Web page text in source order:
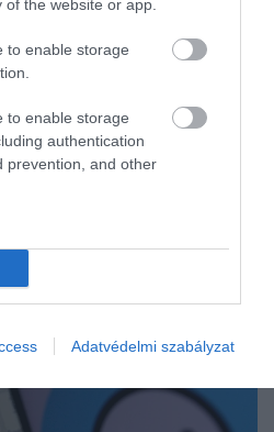
the website or app.
to enable storage
to enable storage
authentication
prevention, and other
Adatvédelmi szabályzat